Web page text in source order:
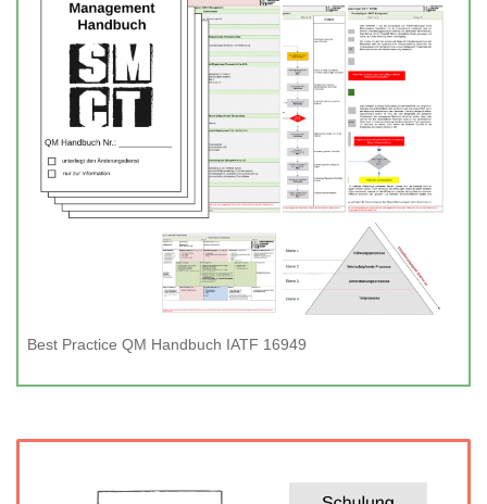
Best Practice QM Handbuch IATF 16949